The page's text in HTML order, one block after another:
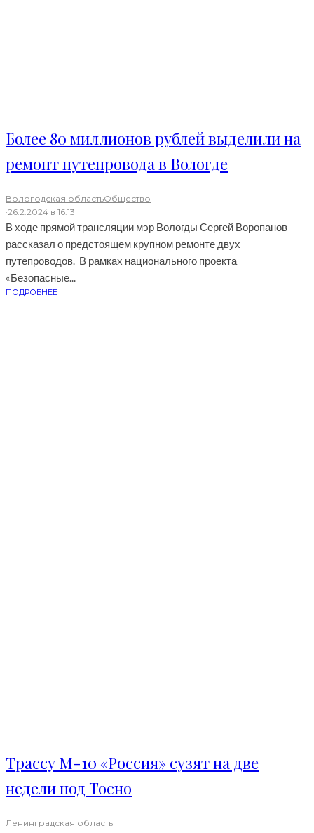
Более 80 миллионов рублей выделили на
ремонт путепровода в Вологде
Вологодская областьОбщество
·26.2.2024 в 16:13
В ходе прямой трансляции мэр Вологды Сергей Воропанов
рассказал о предстоящем крупном ремонте двух
путепроводов. В рамках национального проекта
«Безопасные...
ПОДРОБНЕЕ
Трассу М-10 «Россия» сузят на две
недели под Тосно
Ленинградская область